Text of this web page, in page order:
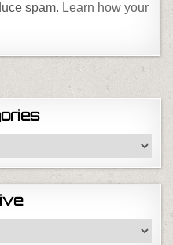
spam. Learn how your